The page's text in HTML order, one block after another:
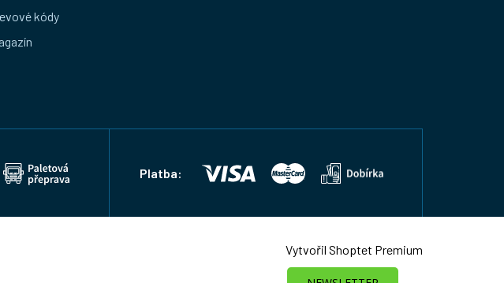
kódy
Platba:
Vytvořil Shoptet Premium